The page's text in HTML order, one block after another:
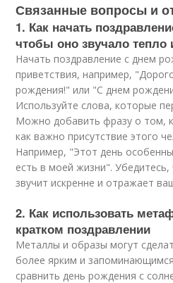
Связанные вопросы и
1. Как начать
чтобы оно звучало тепло
Начать поздравление с днем
приветствия, например,
рождения!" или "С днем
Используйте слова, которые
Можно добавить фразу о том,
как важно присутствие этого
Например, "Этот день
есть в моей жизни".
звучит искренне и отражает
2. Как использовать
кратком поздравлении
Металлы и образы могут
более ярким и
сравнить день рождения с